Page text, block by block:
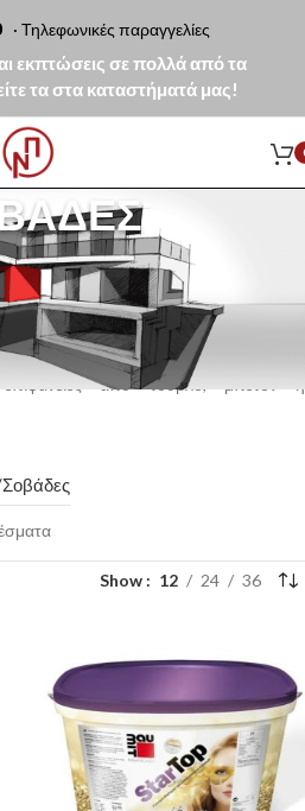
· Τηλεφωνικές παραγγελίες
εκπτώσεις σε πολλά από τα
τα στα καταστήματά μας!
για την εξομάλυνση, ευθυγράμμιση και
και εξωτερικών επιφανειών.
υψηλή αντοχή και ομοιόμορφο
βάση για βάψιμο ή άλλες τελικές
ή παραδοσιακές μορφές, κατάλληλες
επιφάνειες από τούβλο, μπετόν ή
Σοβάδες
Show 12 24 36